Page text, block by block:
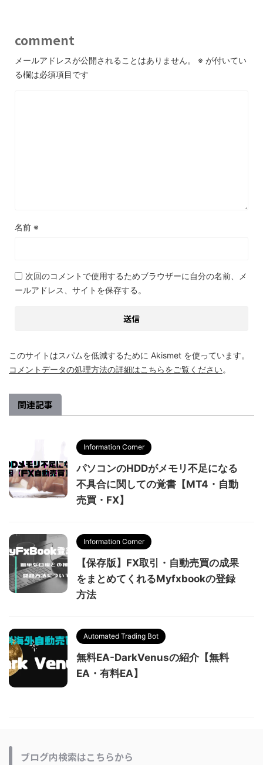
comment
メールアドレスが公開されることはありません。 ※ が付いてい
る欄は必須項目です
名前 ※
次回のコメントで使用するためブラウザーに自分の名前、メ
ールアドレス、サイトを保存する。
このサイトはスパムを低減するために Akismet を使っています。
コメントデータの処理方法の詳細はこちらをご覧ください。
関連記事
Information Corner
パソコンのHDDがメモリ不足になる
不具合に関しての覚書【MT4・自動
売買・FX】
Information Corner
【保存版】FX取引・自動売買の成果
をまとめてくれるMyfxbookの登録
方法
Automated Trading Bot
無料EA-DarkVenusの紹介【無料
EA・有料EA】
ブログ内検索はこちらから